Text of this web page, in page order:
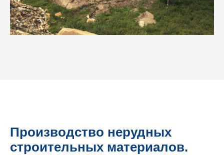
Производство нерудных
строительных материалов.